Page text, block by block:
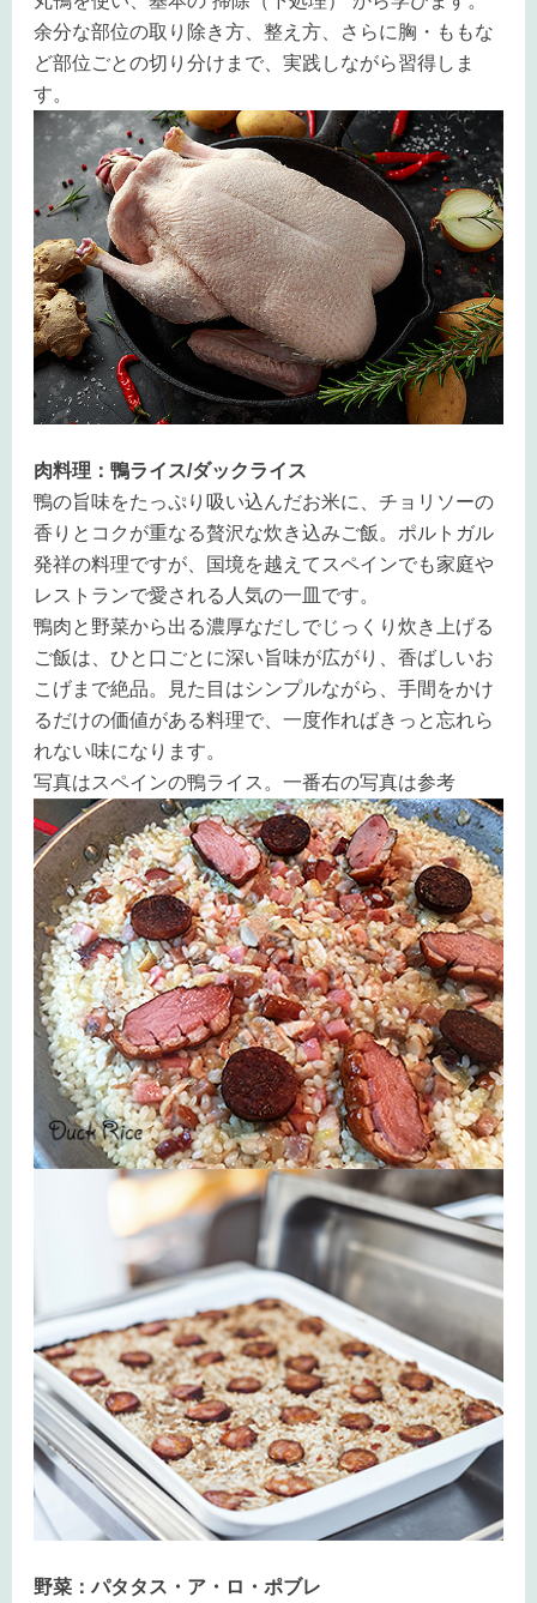
余分な部位の取り除き方、整え方、さらに胸・ももな
ど部位ごとの切り分けまで、実践しながら習得しま
す。
肉料理：鴨ライス/ダックライス
鴨の旨味をたっぷり吸い込んだお米に、チョリソーの
香りとコクが重なる贅沢な炊き込みご飯。ポルトガル
発祥の料理ですが、国境を越えてスペインでも家庭や
レストランで愛される人気の一皿です。
鴨肉と野菜から出る濃厚なだしでじっくり炊き上げる
ご飯は、ひと口ごとに深い旨味が広がり、香ばしいお
こげまで絶品。見た目はシンプルながら、手間をかけ
るだけの価値がある料理で、一度作ればきっと忘れら
れない味になります。
写真はスペインの鴨ライス。一番右の写真は参考
野菜：パタタス・ア・ロ・ポブレ